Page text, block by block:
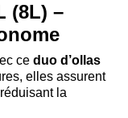
(8L) –
ce duo d’ollas
elles assurent
la